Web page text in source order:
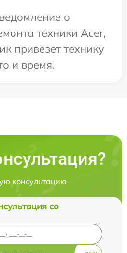
о
техники Acer,
привезет технику
и время.
консультацию
со